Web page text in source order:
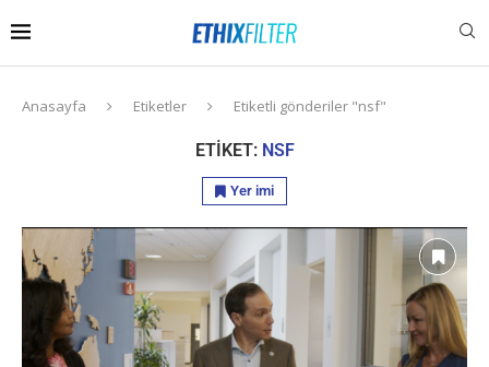
Anasayfa Etiketler Etiketli gönderiler "nsf"
ETIKET: NSF
Yer imi